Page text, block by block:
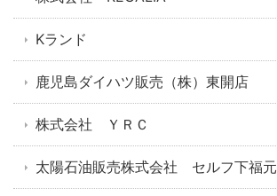
Kランド
鹿児島ダイハツ販売（株）東開店
株式会社 ＹＲＣ
太陽石油販売株式会社 セルフ下福元